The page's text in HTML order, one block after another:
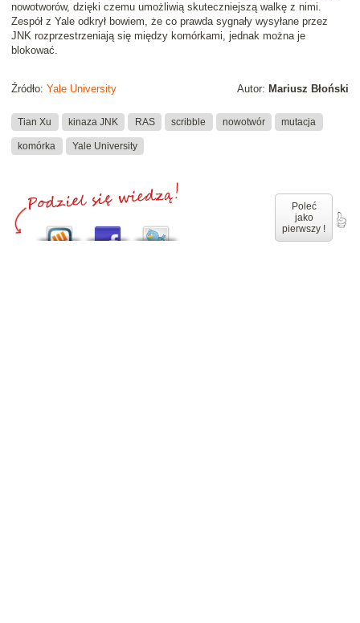
nowotworów, dzięki czemu umożliwią skuteczniejszą walkę z nimi.
Zespół z Yale odkrył bowiem, że co prawda sygnały wysyłane przez
JNK rozprzestrzeniają się między komórkami, jednak można je
blokować.
Autor: Mariusz Błoński
Źródło: Yale University
Tian Xu kinaza JNK RAS scribble nowotwór mutacja
komórka Yale University
Poleć
jako
pierwszy !